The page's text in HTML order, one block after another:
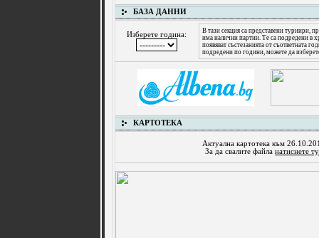
БАЗА ДАННИ
Изберете година:
В тази секция са представени турнири,
има налични партии. Те са подредени в
появяват състезанията от съответната
подредени по години, можете да
КАРТОТЕКА
Актуална картотека към
За да свалите файла натиснете